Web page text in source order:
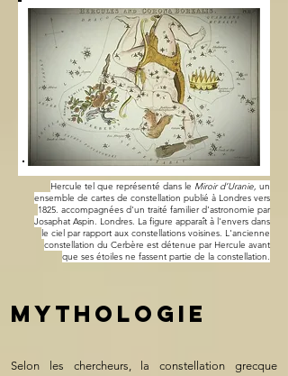
Hercule tel que représenté dans le Miroir d’Uranie, un
ensemble de cartes de constellation publié à Londres vers
1825. accompagnées d'un traité familier d'astronomie par
Josaphat Aspin. Londres. La figure apparaît à l'envers dans
le ciel par rapport aux constellations voisines. L'ancienne
constellation du Cerbère est détenue par Hercule avant
que ses étoiles ne fassent partie de la constellation.
MYTHOLOGIE
Selon les chercheurs, la constellation grecque